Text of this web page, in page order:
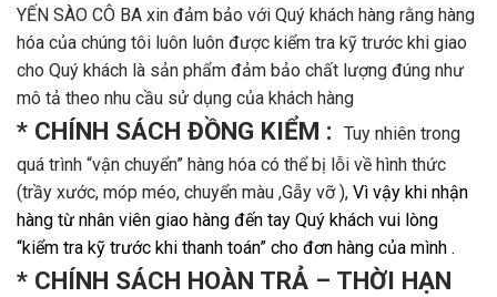
YẾN SÀO CÔ BA xin đảm bảo với Quý khách hàng rằng hàng
hóa của chúng tôi luôn luôn được kiểm tra kỹ trước khi giao
cho Quý khách là sản phẩm đảm bảo chất lượng đúng như
mô tả theo nhu cầu sử dụng của khách hàng
* CHÍNH SÁCH ĐỒNG KIỂM :
Tuy nhiên trong
quá trình “vận chuyển” hàng hóa có thể bị lỗi về hình thức
(trầy xước, móp méo, chuyển màu ,Gẫy vỡ ), Vì vậy khi nhận
hàng từ nhân viên giao hàng đến tay Quý khách vui lòng
“kiểm tra kỹ trước khi thanh toán” cho đơn hàng của mình .
* CHÍNH SÁCH HOÀN TRẢ – THỜI HẠN